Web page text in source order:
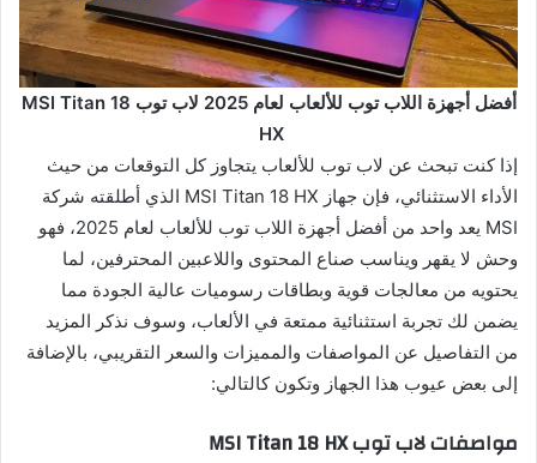
أفضل أجهزة اللاب توب للألعاب لعام 2025 لاب توب MSI Titan 18
HX
إذا كنت تبحث عن لاب توب للألعاب يتجاوز كل التوقعات من حيث
الأداء الاستثنائي، فإن جهاز MSI Titan 18 HX الذي أطلقته شركة
MSI يعد واحد من أفضل أجهزة اللاب توب للألعاب لعام 2025، فهو
وحش لا يقهر ويناسب صناع المحتوى واللاعبين المحترفين، لما
يحتويه من معالجات قوية وبطاقات رسوميات عالية الجودة مما
يضمن لك تجربة استثنائية ممتعة في الألعاب، وسوف نذكر المزيد
من التفاصيل عن المواصفات والمميزات والسعر التقريبي، بالإضافة
إلى بعض عيوب هذا الجهاز وتكون كالتالي:
مواصفات لاب توب MSI Titan 18 HX